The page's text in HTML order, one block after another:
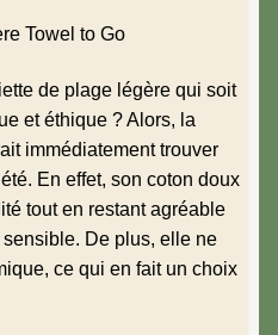
Towel to Go
de plage légère qui soit
et éthique ? Alors, la
immédiatement trouver
En effet, son coton doux
tout en restant agréable
De plus, elle ne
ce qui en fait un choix